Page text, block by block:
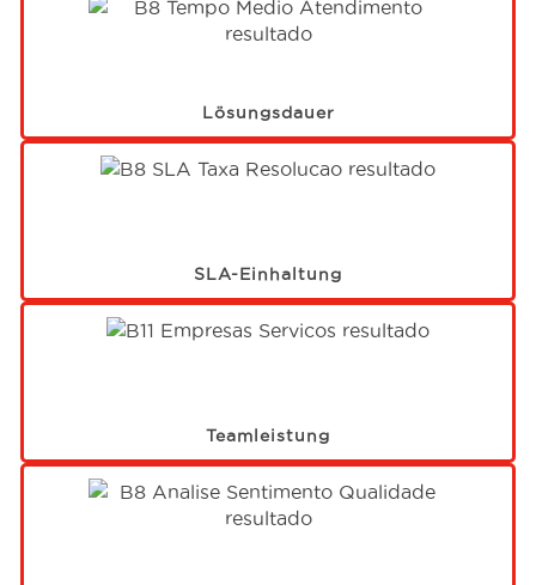
Lösungsdauer
SLA-Einhaltung
Teamleistung